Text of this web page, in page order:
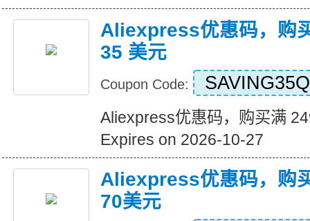
Aliexpress优惠码，购
35 美元
Coupon Code: SAVING35Q
Aliexpress优惠码，购买满
Expires on 2026-10-27
Aliexpress优惠码，购
70美元